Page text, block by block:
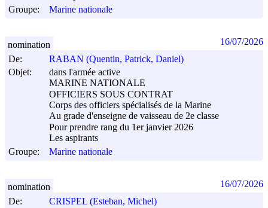
Groupe:
Marine nationale
De:
RABAN (Quentin, Patrick, Daniel)
Objet:
dans l'armée active
MARINE NATIONALE
OFFICIERS SOUS CONTRAT
Corps des officiers spécialisés de la Marine
Au grade d'enseigne de vaisseau de 2e classe
Pour prendre rang du 1er janvier 2026
Les aspirants
Groupe:
Marine nationale
nomination 16/07/2026
De:
CRISPEL (Esteban, Michel)
nomination 16/07/2026